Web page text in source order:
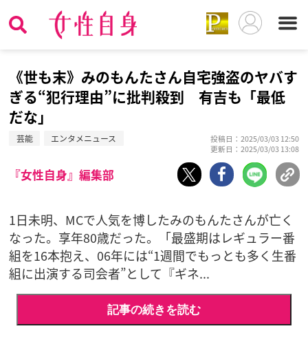
《世も末》みのもんたさん自宅強盗のヤバす
ぎる“犯行理由”に批判殺到 有吉も「最低
だな」
芸能 エンタメニュース
投稿日：2025/03/03 12:50
更新日：2025/03/03 13:08
『女性自身』編集部
1日未明、MCで人気を博したみのもんたさんが亡く
なった。享年80歳だった。「最盛期はレギュラー番
組を16本抱え、06年には“1週間でもっとも多く生番
組に出演する司会者”として『ギネ...
記事の続きを読む